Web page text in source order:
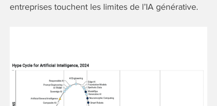
entreprises touchent les limites de l’IA générative.